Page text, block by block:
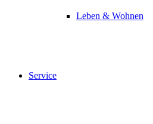
Leben & Wohnen
Service